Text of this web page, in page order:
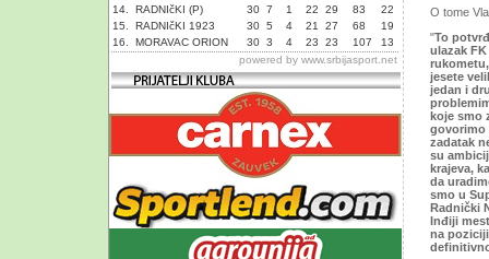
14.
RADNIčKI (P) 30 7 1 22 29 83
22
15.
RADNIčKI 1923 30 5 4 21 27 68
19
16.
MORAVAC ORION 30 3 4 23 23 107
13
powered by www.srbijasport.net
O tome
"To
ulazak
jesete
jedan i
koje smo
govorimo
zadatak
su
krajeva,
da
smo u
Radnički
Inđiji
na